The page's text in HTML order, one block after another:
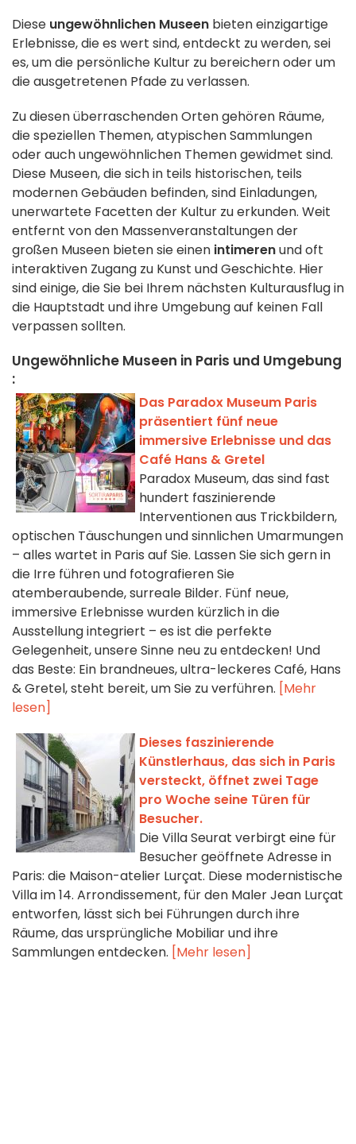
Diese ungewöhnlichen Museen bieten einzigartige
Erlebnisse, die es wert sind, entdeckt zu werden, sei
es, um die persönliche Kultur zu bereichern oder um
die ausgetretenen Pfade zu verlassen.
Zu diesen überraschenden Orten gehören Räume,
die speziellen Themen, atypischen Sammlungen
oder auch ungewöhnlichen Themen gewidmet sind.
Diese Museen, die sich in teils historischen, teils
modernen Gebäuden befinden, sind Einladungen,
unerwartete Facetten der Kultur zu erkunden. Weit
entfernt von den Massenveranstaltungen der
großen Museen bieten sie einen intimerenund oft
interaktiven Zugang zu Kunst und Geschichte. Hier
sind einige, die Sie bei Ihrem nächsten Kulturausflug in
die Hauptstadt und ihre Umgebung auf keinen Fall
verpassen sollten.
Ungewöhnliche Museen in Paris und Umgebung
:
Das Paradox Museum Paris
präsentiert fünf neue
immersive Erlebnisse und das
Café Hans & Gretel
Paradox Museum, das sind fast
hundert faszinierende
Interventionen aus Trickbildern,
optischen Täuschungen und sinnlichen Umarmungen
– alles wartet in Paris auf Sie. Lassen Sie sich gern in
die Irre führen und fotografieren Sie
atemberaubende, surreale Bilder. Fünf neue,
immersive Erlebnisse wurden kürzlich in die
Ausstellung integriert – es ist die perfekte
Gelegenheit, unsere Sinne neu zu entdecken! Und
das Beste: Ein brandneues, ultra-leckeres Café, Hans
& Gretel, steht bereit, um Sie zu verführen. [Mehr
lesen]
Dieses faszinierende
Künstlerhaus, das sich in Paris
versteckt, öffnet zwei Tage
pro Woche seine Türen für
Besucher.
Die Villa Seurat verbirgt eine für
Besucher geöffnete Adresse in
Paris: die Maison-atelier Lurçat. Diese modernistische
Villa im 14. Arrondissement, für den Maler Jean Lurçat
entworfen, lässt sich bei Führungen durch ihre
Räume, das ursprüngliche Mobiliar und ihre
Sammlungen entdecken. [Mehr lesen]